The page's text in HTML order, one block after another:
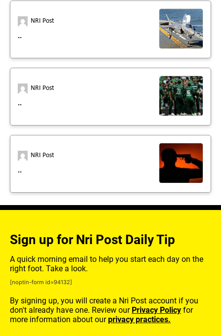
NRI Post
..
NRI Post
..
NRI Post
..
Sign up for Nri Post Daily Tip
A quick morning email to help you start each day on the
right foot. Take a look.
[noptin-form id=94132]
By signing up, you will create a Nri Post account if you
don't already have one. Review our Privacy Policy for
more information about ourprivacy practices.